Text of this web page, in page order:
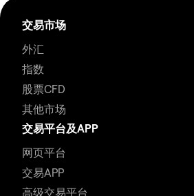
交易市场
外汇
指数
股票CFD
其他市场
交易平台及APP
网页平台
交易APP
高级交易平台